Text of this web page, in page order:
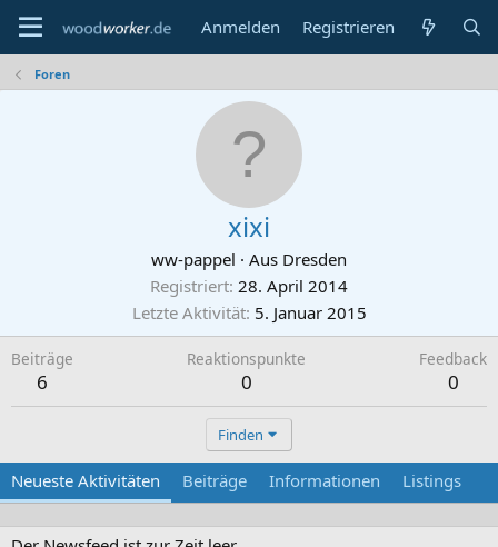
Anmelden Registrieren
Foren
xixi
ww-pappel · Aus Dresden
Registriert 28. April 2014
Letzte Aktivität 5. Januar 2015
Beiträge
6
Reaktionspunkte
0
Feedback
0
Finden
Neueste Aktivitäten Beiträge Informationen Listings